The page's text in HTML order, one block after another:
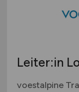
Leiter:in
voestalpine